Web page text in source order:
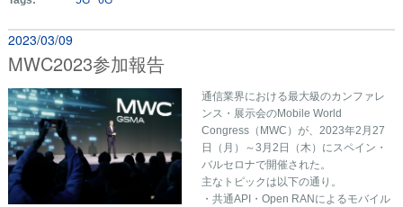
2023/03/09
MWC2023参加報告
通信業界における最大級のカンファレ
ンス・展示会のMobile World
Congress（MWC）が、2023年2月27
日（月）～3月2日（木）にスペイン・
バルセロナで開催された。
主なトピックは以下の通り。
・共通API・Open RANによるモバイル